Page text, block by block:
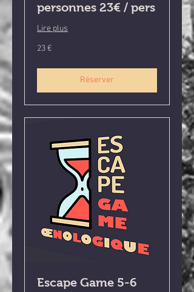
personnes 23€ / pers
Lire plus
23
euros
23 €
Réserver
Escape Game 5-6